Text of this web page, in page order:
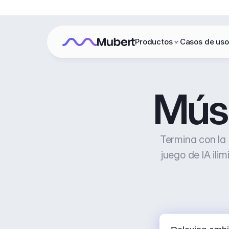
Termina con
juego de IA
Productos Casos de uso